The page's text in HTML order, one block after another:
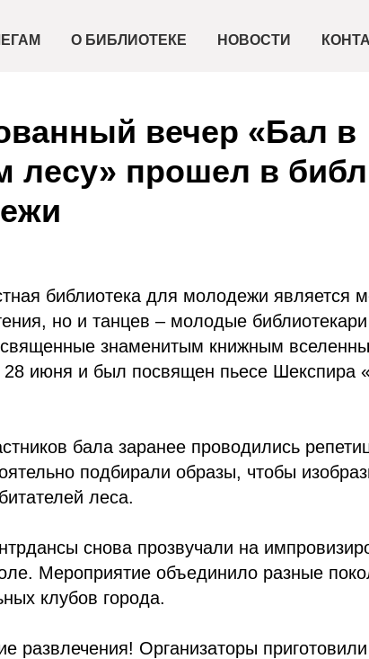
О БИБЛИОТЕКЕ НОВОСТИ
вечер «Бал в
лесу» прошел в
библиотека для молодежи является
но и танцев – молодые
знаменитым книжным
28 июня и был посвящен пьесе Шекспира
бала заранее проводились
подбирали образы, чтобы
леса.
снова прозвучали на
Мероприятие объединило разные
клубов города.
развлечения! Организаторы приготовили